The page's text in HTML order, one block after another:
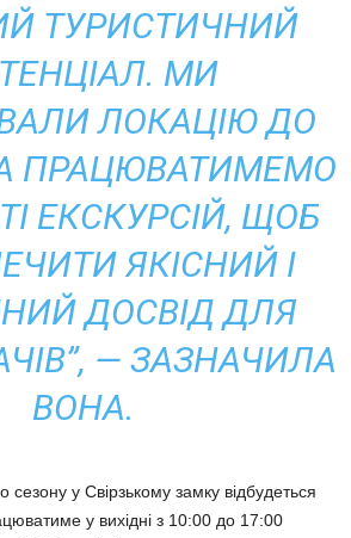
ТУРИСТИЧНИЙ
МИ
ЛОКАЦІЮ ДО
ПРАЦЮВАТИМЕМО
ЕКСКУРСІЙ, ЩОБ
ЯКІСНИЙ І
ДОСВІД ДЛЯ
— ЗАЗНАЧИЛА
ВОНА.
сезону у Свірзькому замку відбудеться
у вихідні з 10:00 до 17:00